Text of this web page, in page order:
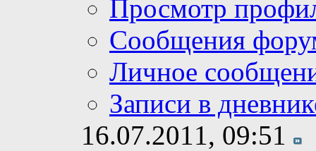
Просмотр
Сообщения
Личное
Записи в
16.07.2011, 09:51